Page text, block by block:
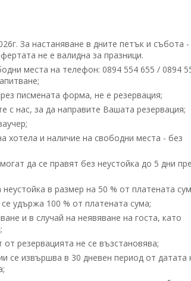
За настаняване в дните петък и събота -
не е валидна за празници.
места на телефон: 0894 554 655 / 0894
писмената форма, не е резервация;
нас, за да направите Вашата резервация;
хотела и наличие на свободни места - без
да се правят без неустойка до 5 дни
в размер на 50 % от платената
удържа 100 % от платената сума;
и в случай на неявяване на госта, като
резервацията не се възстановява;
се извършва в 30 дневен период от датата